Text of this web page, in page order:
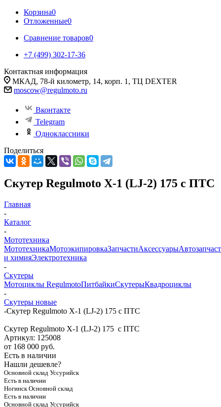
Корзина0
Отложенные0
Сравнение товаров0
+7 (499) 302-17-36
Контактная информация
МКАД, 78-й километр, 14, корп. 1, ТЦ DEXTER
moscow@regulmoto.ru
Вконтакте
Telegram
Одноклассники
Поделиться
Скутер Regulmoto X-1 (LJ-2) 175 c ПТС
Главная
-
Каталог
-
Мототехника
МототехникаМотоэкипировкаЗапчастиАксессуары
и химияЭлектротехника
-
Скутеры
Мотоциклы RegulmotoПитбайкиСкутерыКвадроциклы
-
Скутеры новые
-Скутер Regulmoto X-1 (LJ-2) 175 c ПТС
Скутер Regulmoto X-1 (LJ-2) 175 c ПТС
Артикул: 125008
от 168 000 руб.
Есть в наличии
Нашли дешевле?
Основной склад Уссурийск
Есть в наличии
Ногинск Основной склад
Есть в наличии
Основной склад Уссурийск